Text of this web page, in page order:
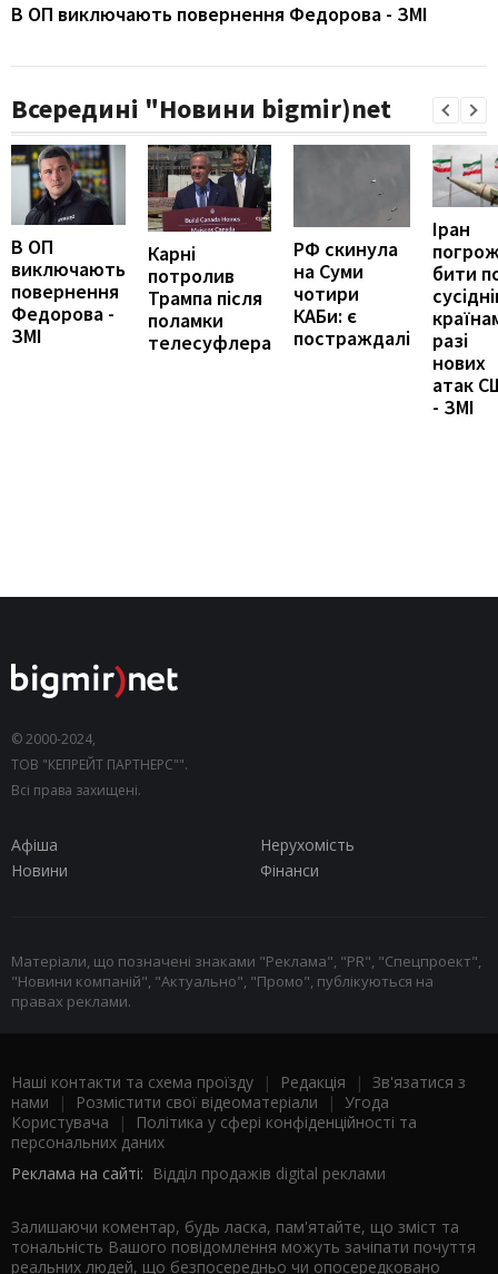
В ОП виключають повернення Федорова - ЗМІ
Всередині "Новини bigmir)net
В ОП
виключають
повернення
Федорова -
ЗМІ
Карні
потролив
Трампа після
поламки
телесуфлера
РФ скинула
на Суми
чотири
КАБи: є
постраждалі
Іран
бити
разі
нових
атак
- ЗМІ
© 2000-2024,
ТОВ "КЕПРЕЙТ ПАРТНЕРС"".
Всі права захищені.
Афіша
Нерухомість
Новини
Фінанси
Матеріали, що позначені знаками "Реклама", "PR", "Спецпроект",
"Новини компаній", "Актуально", "Промо", публікуються на
правах реклами.
Наші контакти та схема проїзду | Редакція | Зв'язатися з
нами | Розмістити свої відеоматеріали | Угода
Користувача |
Політика у сфері конфіденційності та
персональних даних
Реклама на сайті: Відділ продажів digital реклами
Залишаючи коментар, будь ласка, пам'ятайте, що зміст та
тональність Вашого повідомлення можуть зачіпати почуття
реальних людей, що безпосередньо чи опосередковано